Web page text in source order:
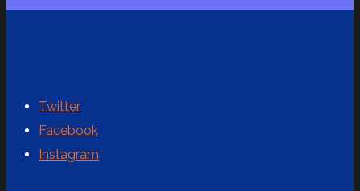
Twitter
Facebook
Instagram